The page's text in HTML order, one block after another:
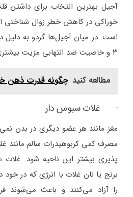
آجیل بهترین انتخاب برای داشتن
خوراکی در کاهش خطر زوال شناختی
است. در میان آجیل‌ها گردو به
۳ و خاصیت ضد التهابی مزیت بیشتری نسبت به سایرین دارد.
مطالعه کنید چگونه قدرت ذهن
· غلات سبوس دار
مغز مانند هر عضو دیگری در بدن
مصرف کمی کربوهیدرات سالم مانند
پذیری بیشتر این ناحیه شود. غلات
برنج یا نان غلات با انرژی که در
را آزاد می‌کنند و باعث می‌شوند